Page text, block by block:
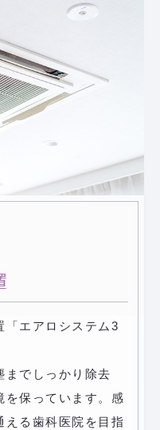
「エアロシステム3
までしっかり除去
を保っています。感
える歯科医院を目指